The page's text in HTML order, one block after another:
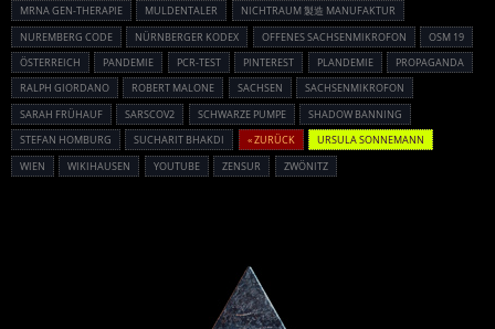
MRNA GEN-THERAPIE
MULDENTALER
NICHTRAUM 製造 MANUFAKTUR
NUREMBERG CODE
NÜRNBERGER KODEX OFFENES SACHSENMIKROFON
OSM 19
ÖSTERREICH
PANDEMIE PCR-TEST PINTEREST PLANDEMIE
PROPAGANDA
RALPH GIORDANO
ROBERT MALONE SACHSEN
SACHSENMIKROFON
SARAH FRÜHAUF
SARSCOV2 SCHWARZE PUMPE
SHADOW BANNING
STEFAN HOMBURG
SUCHARIT BHAKDI « ZURÜCK
URSULA SONNEMANN
WIEN
WIKIHAUSEN YOUTUBE ZENSUR ZWÖNITZ